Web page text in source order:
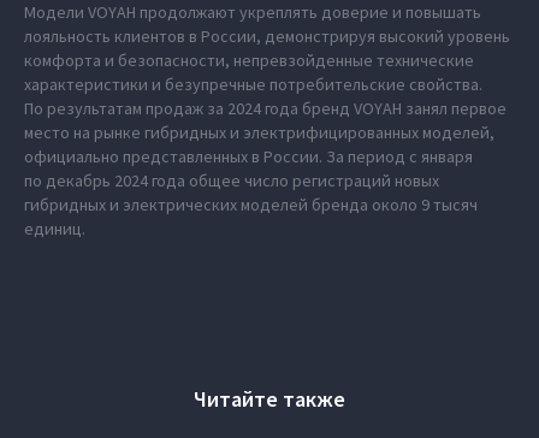
Модели VOYAH продолжают укреплять доверие и повышать
лояльность клиентов в России, демонстрируя высокий уровень
комфорта и безопасности, непревзойденные технические
характеристики и безупречные потребительские свойства.
По результатам продаж за 2024 года бренд VOYAH занял первое
место на рынке гибридных и электрифицированных моделей,
официально представленных в России. За период с января
по декабрь 2024 года общее число регистраций новых
гибридных и электрических моделей бренда около 9 тысяч
единиц.
Читайте также